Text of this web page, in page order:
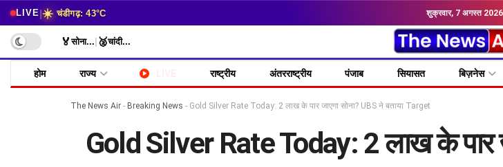
LIVE|☀️ चंडीगढ़: 43°C शुक्रवार, 7 अगस्त 2026
🏅सोना... 🥈चांदी...
होम राज्य राष्ट्रीय अंतरराष्ट्रीय पंजाब सियासत बिज़नेस
The News Air - Breaking News - Gold Silver Rate Today: 2 लाख के पार जाएगा सोना? UBS ने बताया Target
Gold Silver Rate Today: 2 लाख के पार